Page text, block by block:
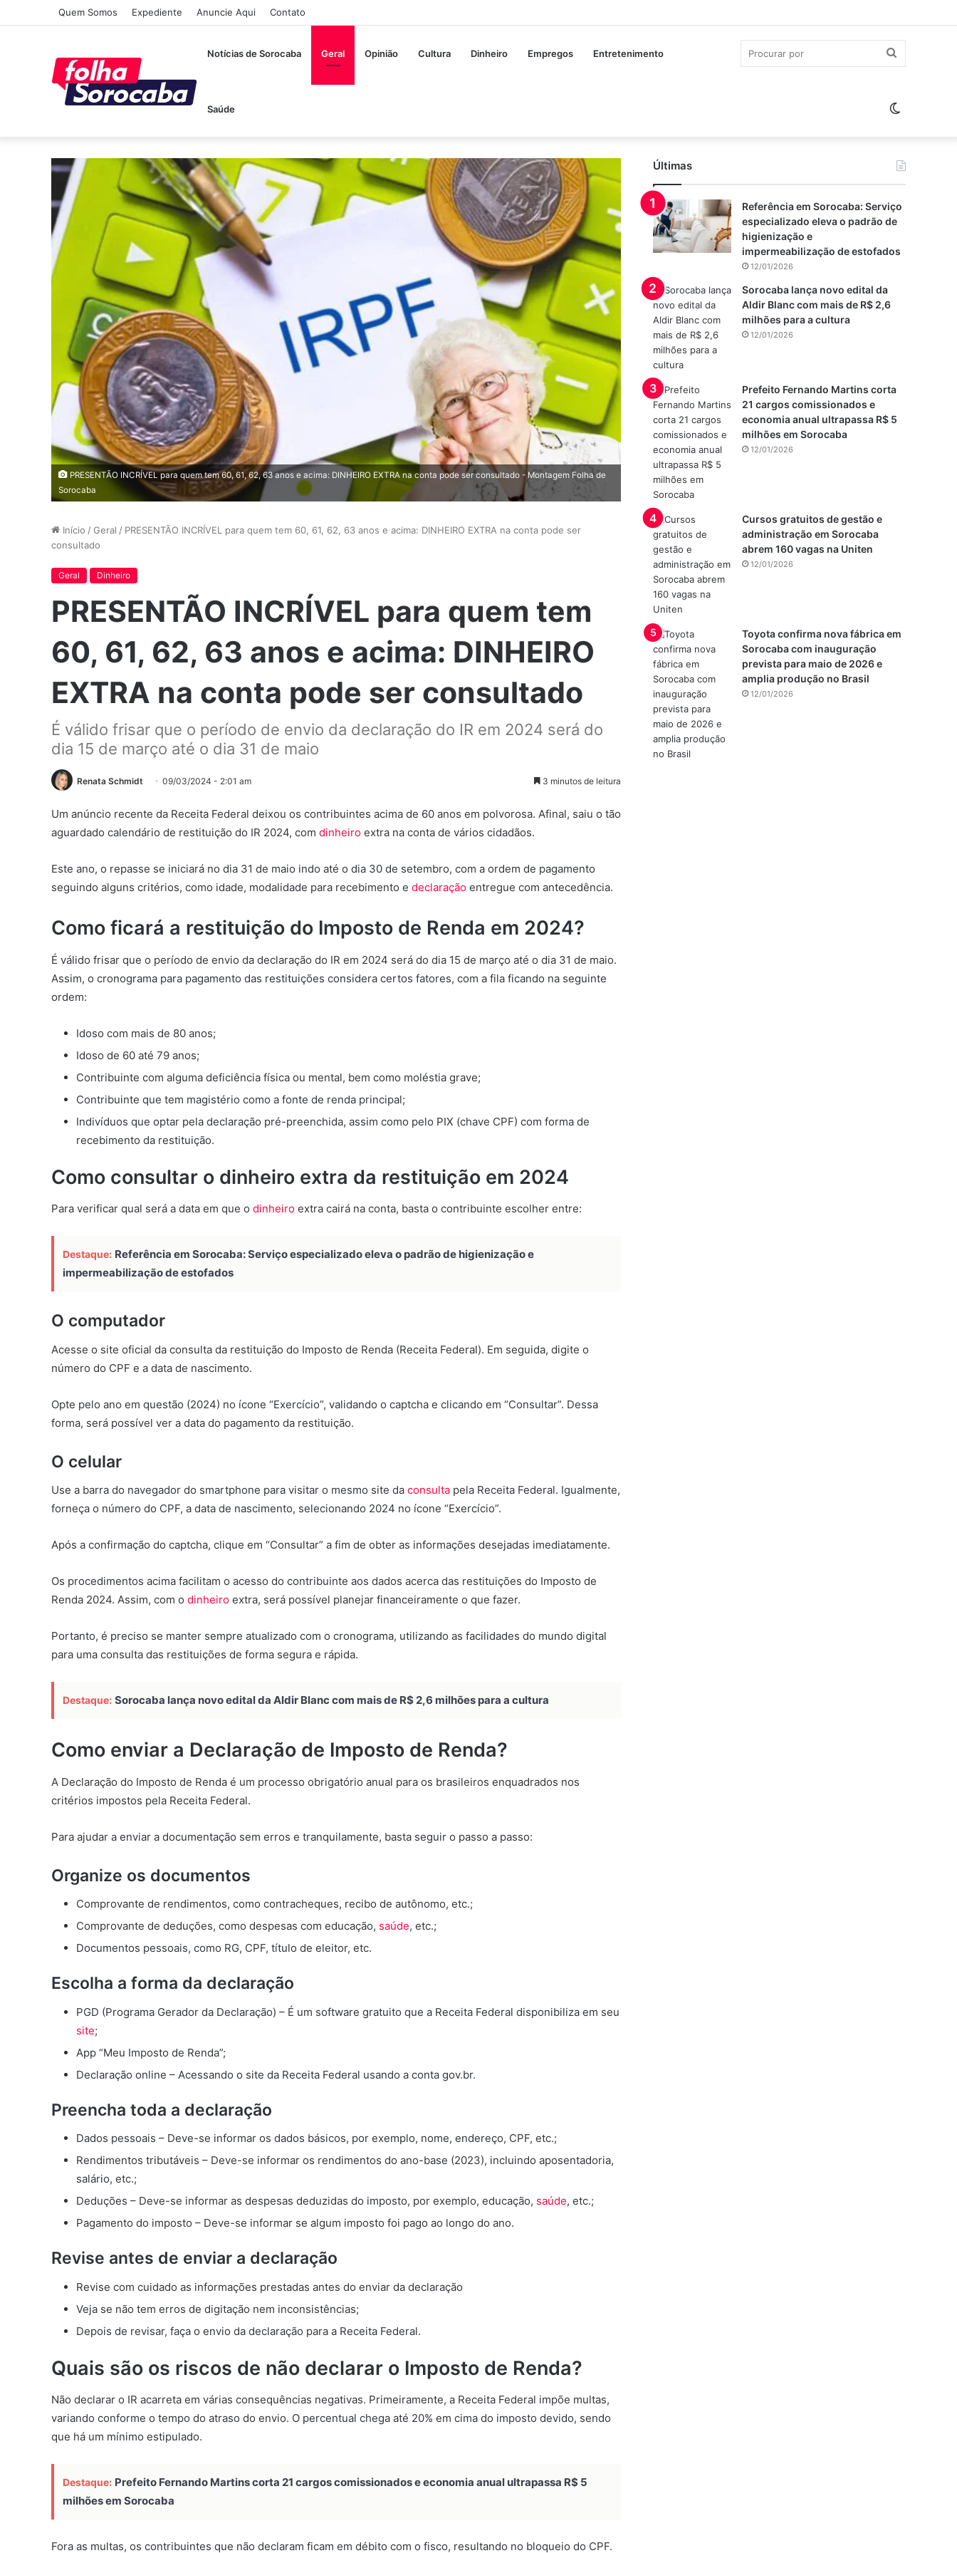
Quem Somos Expediente Anuncie Aqui Contato
Notícias de Sorocaba Geral Opinião Cultura Dinheiro Empregos Entretenimento
Saúde por
skin
PRESENTÃO INCRÍVEL para quem tem 60, 61, 62, 63 anos e acima: DINHEIRO EXTRA na conta pode ser consultado - Montagem Folha de
Sorocaba
Início /Geral / PRESENTÃO INCRÍVEL para quem tem 60, 61, 62, 63 anos e acima: DINHEIRO EXTRA na conta pode ser
consultado
Geral Dinheiro
PRESENTÃO INCRÍVEL para quem tem
60, 61, 62, 63 anos e acima: DINHEIRO
EXTRA na conta pode ser consultado
É válido frisar que o período de envio da declaração do IR em 2024 será do
dia 15 de março até o dia 31 de maio
Renata Schmidt 09/03/2024 - 2:01 am 3 minutos de leitura
Um anúncio recente da Receita Federal deixou os contribuintes acima de 60 anos em polvorosa. Afinal, saiu o tão
aguardado calendário de restituição do IR 2024, com dinheiro extra na conta de vários cidadãos.
Este ano, o repasse se iniciará no dia 31 de maio indo até o dia 30 de setembro, com a ordem de pagamento
seguindo alguns critérios, como idade, modalidade para recebimento e declaração entregue com antecedência.
Como ficará a restituição do Imposto de Renda em 2024?
É válido frisar que o período de envio da declaração do IR em 2024 será do dia 15 de março até o dia 31 de maio.
Assim, o cronograma para pagamento das restituições considera certos fatores, com a fila ficando na seguinte
ordem:
Idoso com mais de 80 anos;
Idoso de 60 até 79 anos;
Contribuinte com alguma deficiência física ou mental, bem como moléstia grave;
Contribuinte que tem magistério como a fonte de renda principal;
Indivíduos que optar pela declaração pré-preenchida, assim como pelo PIX (chave CPF) com forma de
recebimento da restituição.
Como consultar o dinheiro extra da restituição em 2024
Para verificar qual será a data em que o dinheiro extra cairá na conta, basta o contribuinte escolher entre:
Destaque: Referência em Sorocaba: Serviço especializado eleva o padrão de higienização e
impermeabilização de estofados
O computador
Acesse o site oficial da consulta da restituição do Imposto de Renda (Receita Federal). Em seguida, digite o
número do CPF e a data de nascimento.
Opte pelo ano em questão (2024) no ícone “Exercício”, validando o captcha e clicando em “Consultar”. Dessa
forma, será possível ver a data do pagamento da restituição.
O celular
Use a barra do navegador do smartphone para visitar o mesmo site da consulta pela Receita Federal. Igualmente,
forneça o número do CPF, a data de nascimento, selecionando 2024 no ícone “Exercício”.
Após a confirmação do captcha, clique em “Consultar” a fim de obter as informações desejadas imediatamente.
Os procedimentos acima facilitam o acesso do contribuinte aos dados acerca das restituições do Imposto de
Renda 2024. Assim, com o dinheiro extra, será possível planejar financeiramente o que fazer.
Portanto, é preciso se manter sempre atualizado com o cronograma, utilizando as facilidades do mundo digital
para uma consulta das restituições de forma segura e rápida.
Destaque: Sorocaba lança novo edital da Aldir Blanc com mais de R$ 2,6 milhões para a cultura
Como enviar a Declaração de Imposto de Renda?
A Declaração do Imposto de Renda é um processo obrigatório anual para os brasileiros enquadrados nos
critérios impostos pela Receita Federal.
Para ajudar a enviar a documentação sem erros e tranquilamente, basta seguir o passo a passo:
Organize os documentos
Comprovante de rendimentos, como contracheques, recibo de autônomo, etc.;
Comprovante de deduções, como despesas com educação, saúde, etc.;
Documentos pessoais, como RG, CPF, título de eleitor, etc.
Escolha a forma da declaração
PGD (Programa Gerador da Declaração) – É um software gratuito que a Receita Federal disponibiliza em seu
site;
App “Meu Imposto de Renda”;
Declaração online – Acessando o site da Receita Federal usando a conta gov.br.
Preencha toda a declaração
Dados pessoais – Deve-se informar os dados básicos, por exemplo, nome, endereço, CPF, etc.;
Rendimentos tributáveis – Deve-se informar os rendimentos do ano-base (2023), incluindo aposentadoria,
salário, etc.;
Deduções – Deve-se informar as despesas deduzidas do imposto, por exemplo, educação, saúde, etc.;
Pagamento do imposto – Deve-se informar se algum imposto foi pago ao longo do ano.
Revise antes de enviar a declaração
Revise com cuidado as informações prestadas antes do enviar da declaração
Veja se não tem erros de digitação nem inconsistências;
Depois de revisar, faça o envio da declaração para a Receita Federal.
Quais são os riscos de não declarar o Imposto de Renda?
Não declarar o IR acarreta em várias consequências negativas. Primeiramente, a Receita Federal impõe multas,
variando conforme o tempo do atraso do envio. O percentual chega até 20% em cima do imposto devido, sendo
que há um mínimo estipulado.
Destaque: Prefeito Fernando Martins corta 21 cargos comissionados e economia anual ultrapassa R$ 5
milhões em Sorocaba
Fora as multas, os contribuintes que não declaram ficam em débito com o fisco, resultando no bloqueio do CPF.
Últimas
Referência em Sorocaba: Serviço
especializado eleva o padrão de
higienização e
impermeabilização de estofados
12/01/2026
Sorocaba lança novo edital da
Aldir Blanc com mais de R$ 2,6
milhões para a cultura
12/01/2026
Prefeito Fernando Martins corta
21 cargos comissionados e
economia anual ultrapassa R$ 5
milhões em Sorocaba
12/01/2026
Cursos gratuitos de gestão e
administração em Sorocaba
abrem 160 vagas na Uniten
12/01/2026
Toyota confirma nova fábrica em
Sorocaba com inauguração
prevista para maio de 2026 e
amplia produção no Brasil
12/01/2026